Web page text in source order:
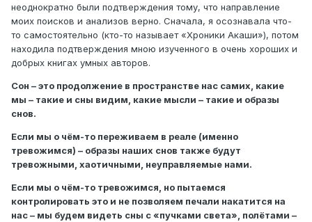
неоднократно были подтверждения тому, что направление
моих поисков и анализов верно. Сначала, я осознавала что-
то самостоятельно (кто-то называет «Хроники Акаши»), потом
находила подтверждения мною изученного в очень хороших и
добрых книгах умных авторов.
Сон – это продолжение в пространстве нас самих, какие
мы – такие и сны видим, какие мысли – такие и образы
снов.
Если мы о чём-то переживаем в реале (именно
тревожимся) – образы наших снов также будут
тревожными, хаотичными, неуправляемые нами.
Если мы о чём-то тревожимся, но пытаемся
контролировать это и не позволяем печали накатится на
нас – мы будем видеть сны с «пучками света», полётами –